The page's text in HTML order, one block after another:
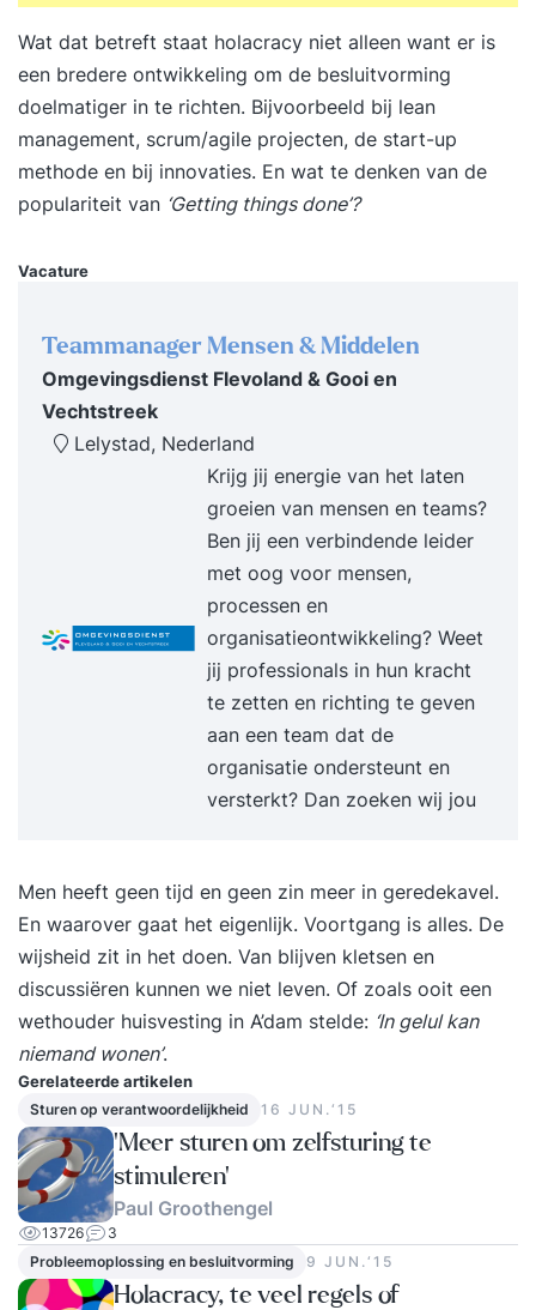
Wat dat betreft staat holacracy niet alleen want er is
een bredere ontwikkeling om de besluitvorming
doelmatiger in te richten. Bijvoorbeeld bij lean
management, scrum/agile projecten, de start-up
methode en bij innovaties. En wat te denken van de
populariteit van ‘Getting things done’?
Vacature
Teammanager Mensen & Middelen
Omgevingsdienst Flevoland & Gooi en
Vechtstreek
Lelystad, Nederland
Krijg jij energie van het laten
groeien van mensen en teams?
Ben jij een verbindende leider
met oog voor mensen,
processen en
organisatieontwikkeling? Weet
jij professionals in hun kracht
te zetten en richting te geven
aan een team dat de
organisatie ondersteunt en
versterkt? Dan zoeken wij jou
Men heeft geen tijd en geen zin meer in geredekavel.
En waarover gaat het eigenlijk. Voortgang is alles. De
wijsheid zit in het doen. Van blijven kletsen en
discussiëren kunnen we niet leven. Of zoals ooit een
wethouder huisvesting in A’dam stelde: ‘In gelul kan
niemand wonen’.
Gerelateerde artikelen
Sturen op verantwoordelijkheid 16 JUN.‘15
‘Meer sturen om zelfsturing te
stimuleren’
Paul Groothengel
13726
3
Probleemoplossing en besluitvorming
9 JUN.‘15
Holacracy, te veel regels of